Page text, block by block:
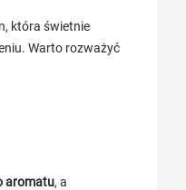
która świetnie
Warto rozważyć
aromatu, a